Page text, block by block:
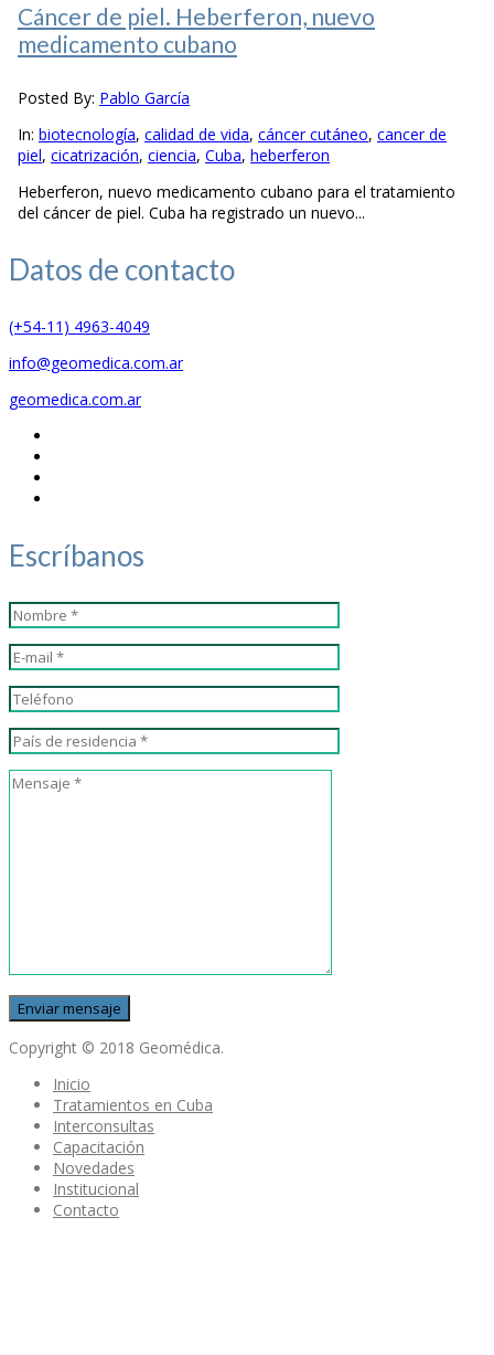
Cáncer de piel. Heberferon, nuevo
medicamento cubano
Posted By: Pablo García
In: biotecnología, calidad de vida, cáncer cutáneo, cancer de
piel, cicatrización, ciencia, Cuba, heberferon
Heberferon, nuevo medicamento cubano para el tratamiento
del cáncer de piel. Cuba ha registrado un nuevo...
Datos de contacto
(+54-11) 4963-4049
info@geomedica.com.ar
geomedica.com.ar
Escríbanos
Copyright © 2018 Geomédica.
Inicio
Tratamientos en Cuba
Interconsultas
Capacitación
Novedades
Institucional
Contacto